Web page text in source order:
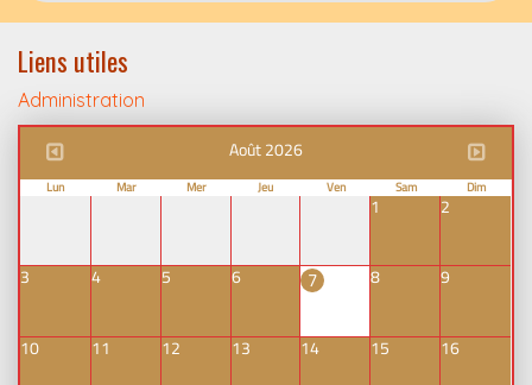
Liens utiles
Administration
Août 2026
Lun Mar Mer Jeu Ven Sam Dim
1 2
3 4 5 6 7 8 9
10 11 12 13 14 15 16